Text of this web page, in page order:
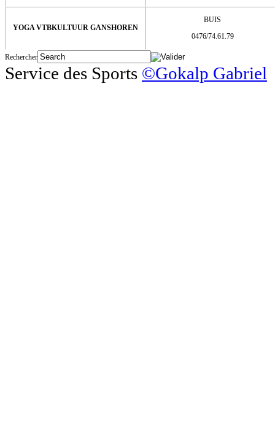
YOGA VTBKULTUUR GANSHOREN
BUIS
0476/74.61.79
Rechercher
Service des Sports ©Gokalp Gabriel